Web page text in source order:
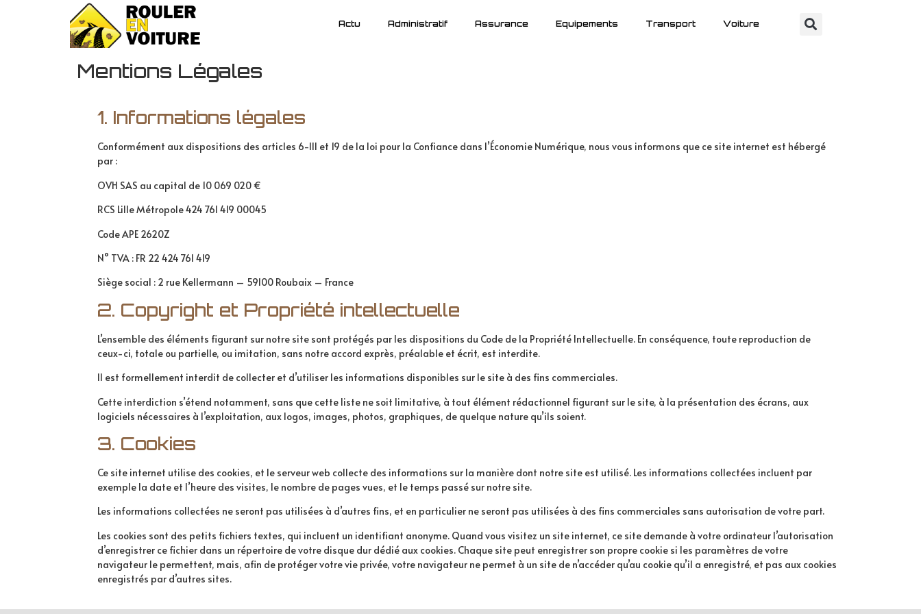
Actu Administratif Assurance Equipements Transport Voiture
Mentions Légales
1. Informations légales
Conformément aux dispositions des articles 6-III et 19 de la loi pour la Confiance dans l’Économie Numérique, nous vous informons que ce site internet est hébergé
par :
OVH SAS au capital de 10 069 020 €
RCS Lille Métropole 424 761 419 00045
Code APE 2620Z
N° TVA : FR 22 424 761 419
Siège social : 2 rue Kellermann – 59100 Roubaix – France
2. Copyright et Propriété intellectuelle
L’ensemble des éléments figurant sur notre site sont protégés par les dispositions du Code de la Propriété Intellectuelle. En conséquence, toute reproduction de
ceux-ci, totale ou partielle, ou imitation, sans notre accord exprès, préalable et écrit, est interdite.
Il est formellement interdit de collecter et d’utiliser les informations disponibles sur le site à des fins commerciales.
Cette interdiction s’étend notamment, sans que cette liste ne soit limitative, à tout élément rédactionnel figurant sur le site, à la présentation des écrans, aux
logiciels nécessaires à l’exploitation, aux logos, images, photos, graphiques, de quelque nature qu’ils soient.
3. Cookies
Ce site internet utilise des cookies, et le serveur web collecte des informations sur la manière dont notre site est utilisé. Les informations collectées incluent par
exemple la date et l’heure des visites, le nombre de pages vues, et le temps passé sur notre site.
Les informations collectées ne seront pas utilisées à d’autres fins, et en particulier ne seront pas utilisées à des fins commerciales sans autorisation de votre part.
Les cookies sont des petits fichiers textes, qui incluent un identifiant anonyme. Quand vous visitez un site internet, ce site demande à votre ordinateur l’autorisation
d’enregistrer ce fichier dans un répertoire de votre disque dur dédié aux cookies. Chaque site peut enregistrer son propre cookie si les paramètres de votre
navigateur le permettent, mais, afin de protéger votre vie privée, votre navigateur ne permet à un site de n’accéder qu’au cookie qu’il a enregistré, et pas aux cookies
enregistrés par d’autres sites.